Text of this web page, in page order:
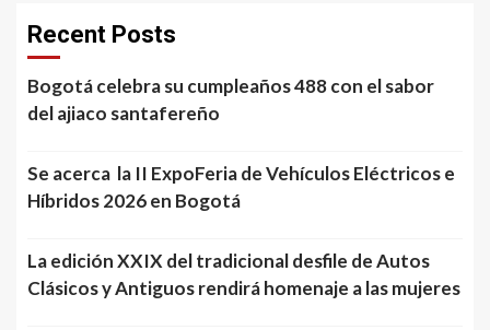
Recent Posts
Bogotá celebra su cumpleaños 488 con el sabor
del ajiaco santafereño
Se acerca la II ExpoFeria de Vehículos Eléctricos e
Híbridos 2026 en Bogotá
La edición XXIX del tradicional desfile de Autos
Clásicos y Antiguos rendirá homenaje a las mujeres